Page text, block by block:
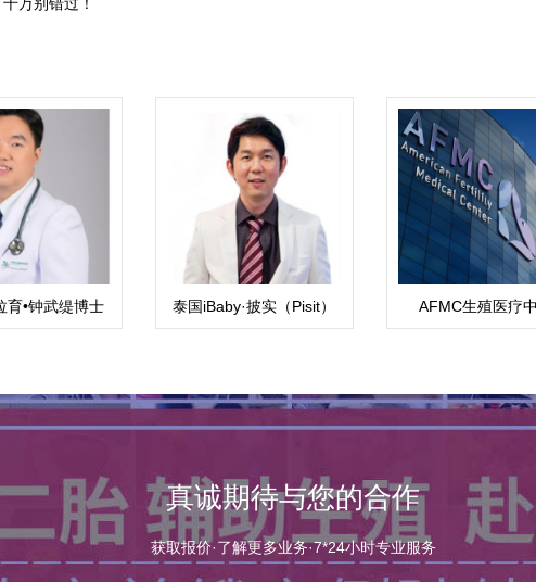
育•钟武缇博士 泰国iBaby·披实（Pisit） AFMC生殖医疗
真诚期待与您的合作
获取报价·了解更多业务·7*24小时专业服务